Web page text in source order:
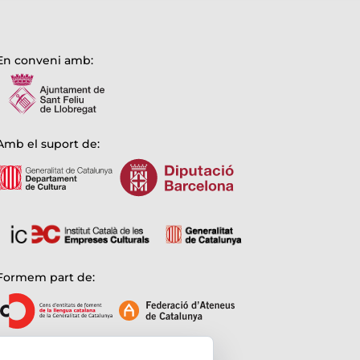
conveni amb:
el suport de:
part de: